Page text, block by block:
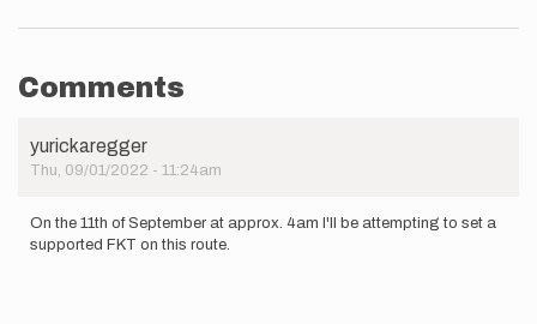
Comments
yurickaregger
Thu, 09/01/2022 - 11:24am
On the 11th of September at approx. 4am I'll be attempting to set a
supported FKT on this route.